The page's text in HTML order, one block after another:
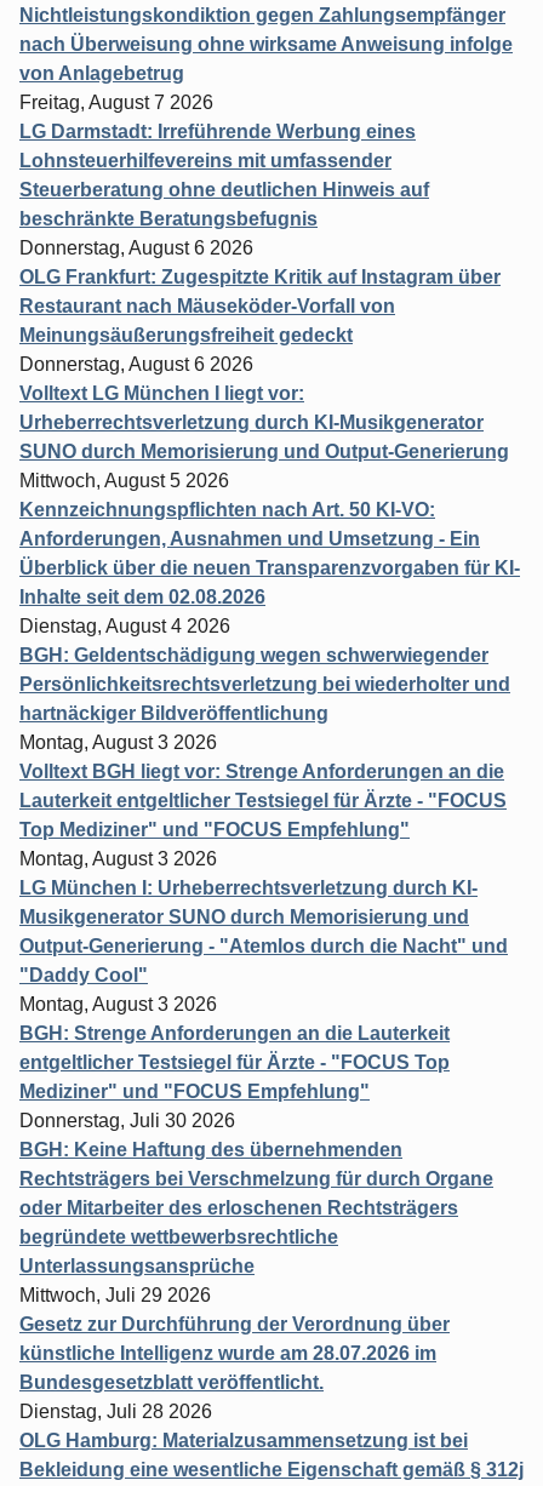
Nichtleistungskondiktion gegen Zahlungsempfänger
nach Überweisung ohne wirksame Anweisung infolge
von Anlagebetrug
Freitag, August 7 2026
LG Darmstadt: Irreführende Werbung eines
Lohnsteuerhilfevereins mit umfassender
Steuerberatung ohne deutlichen Hinweis auf
beschränkte Beratungsbefugnis
Donnerstag, August 6 2026
OLG Frankfurt: Zugespitzte Kritik auf Instagram über
Restaurant nach Mäuseköder-Vorfall von
Meinungsäußerungsfreiheit gedeckt
Donnerstag, August 6 2026
Volltext LG München I liegt vor:
Urheberrechtsverletzung durch KI-Musikgenerator
SUNO durch Memorisierung und Output-Generierung
Mittwoch, August 5 2026
Kennzeichnungspflichten nach Art. 50 KI-VO:
Anforderungen, Ausnahmen und Umsetzung - Ein
Überblick über die neuen Transparenzvorgaben für KI-
Inhalte seit dem 02.08.2026
Dienstag, August 4 2026
BGH: Geldentschädigung wegen schwerwiegender
Persönlichkeitsrechtsverletzung bei wiederholter und
hartnäckiger Bildveröffentlichung
Montag, August 3 2026
Volltext BGH liegt vor: Strenge Anforderungen an die
Lauterkeit entgeltlicher Testsiegel für Ärzte - "FOCUS
Top Mediziner" und "FOCUS Empfehlung"
Montag, August 3 2026
LG München I: Urheberrechtsverletzung durch KI-
Musikgenerator SUNO durch Memorisierung und
Output-Generierung - "Atemlos durch die Nacht" und
"Daddy Cool"
Montag, August 3 2026
BGH: Strenge Anforderungen an die Lauterkeit
entgeltlicher Testsiegel für Ärzte - "FOCUS Top
Mediziner" und "FOCUS Empfehlung"
Donnerstag, Juli 30 2026
BGH: Keine Haftung des übernehmenden
Rechtsträgers bei Verschmelzung für durch Organe
oder Mitarbeiter des erloschenen Rechtsträgers
begründete wettbewerbsrechtliche
Unterlassungsansprüche
Mittwoch, Juli 29 2026
Gesetz zur Durchführung der Verordnung über
künstliche Intelligenz wurde am 28.07.2026 im
Bundesgesetzblatt veröffentlicht.
Dienstag, Juli 28 2026
OLG Hamburg: Materialzusammensetzung ist bei
Bekleidung eine wesentliche Eigenschaft gemäß § 312j